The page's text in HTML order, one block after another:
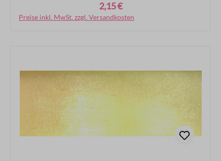
2,15 €
Preise inkl. MwSt. zzgl. Versandkosten
In den Warenkorb